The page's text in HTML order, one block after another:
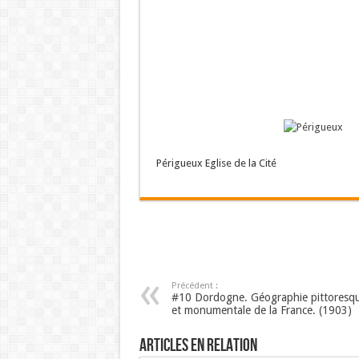
Périgueux Eglise de la Cité
Précédent :
#10 Dordogne. Géographie
et monumentale de la France. (1903)
Articles en relation